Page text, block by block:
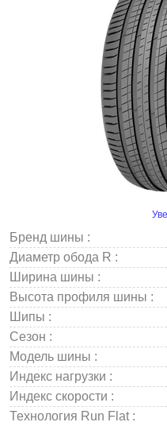
Бренд шины :
Диаметр обода R :
Ширина шины :
Высота профиля шины :
Шипы :
Сезон :
Модель шины :
Индекс нагрузки :
Индекс скорости :
Технология Run Flat :